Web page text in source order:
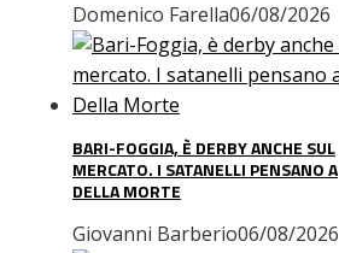
Domenico Farella06/08/2026
BARI-FOGGIA, È DERBY ANCHE SUL
MERCATO. I SATANELLI PENSANO A
DELLA MORTE
Giovanni Barberio06/08/2026